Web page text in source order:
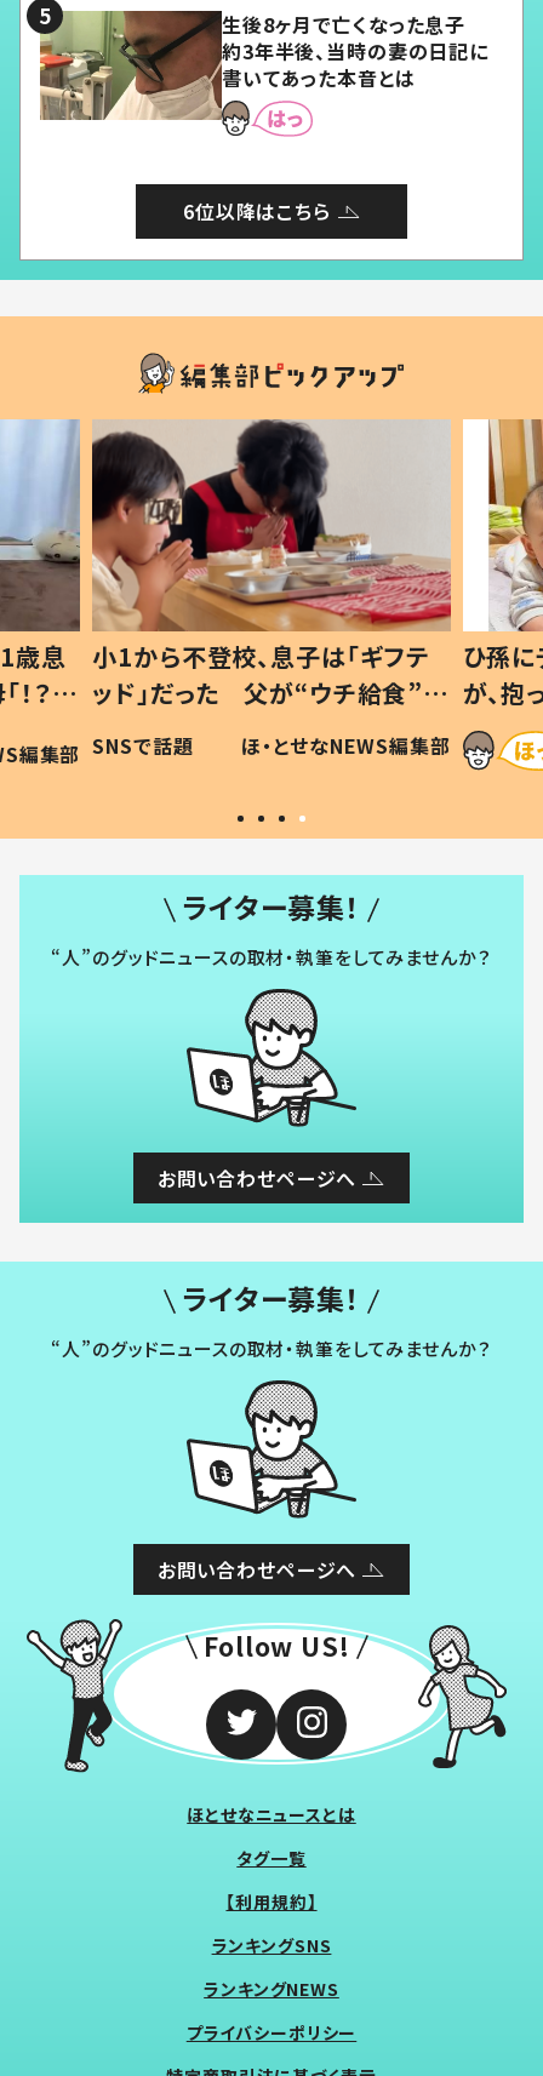
生後8ヶ月で亡くなった息子
約3年半後、当時の妻の日記に
書いてあった本音とは
6位以降はこちら
歳息
？」
編集部
小1から不登校、息子は「ギフテ
ッド」だった 父が“ウチ給食”を
作り続ける理由とは #令和の親
#令和の子
SNSで話題 ほ・とせなNEWS編集部
ひ孫
が、
「涙が
い」
ライター募集！
“人”のグッドニュースの取材・執筆をしてみませんか？
お問い合わせページへ
ライター募集！
“人”のグッドニュースの取材・執筆をしてみませんか？
お問い合わせページへ
Follow US!
ほとせなニュースとは
タグ一覧
【利用規約】
ランキングSNS
ランキングNEWS
プライバシーポリシー